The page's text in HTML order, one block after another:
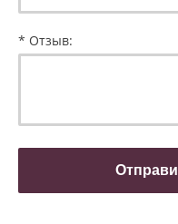
* Отзыв: